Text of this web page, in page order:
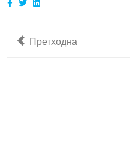
Претходни чланак:
Претходна